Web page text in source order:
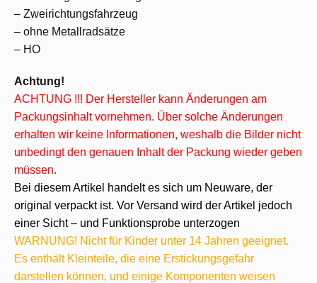
– Zweirichtungsfahrzeug
– ohne Metallradsätze
– HO
Achtung!
ACHTUNG !!! Der Hersteller kann Änderungen am
Packungsinhalt vornehmen. Über solche Änderungen
erhalten wir keine Informationen, weshalb die Bilder nicht
unbedingt den genauen Inhalt der Packung wieder geben
müssen.
Bei diesem Artikel handelt es sich um Neuware, der
original verpackt ist. Vor Versand wird der Artikel jedoch
einer Sicht – und Funktionsprobe unterzogen
WARNUNG! Nicht für Kinder unter 14 Jahren geeignet.
Es enthält Kleinteile, die eine Erstickungsgefahr
darstellen können, und einige Komponenten weisen